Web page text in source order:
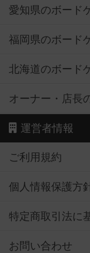
愛知県のボード
福岡県のボード
北海道のボード
オーナー・店長
運営者情報
ご利用規約
個人情報保護方
特定商取引法に
お問い合わせ